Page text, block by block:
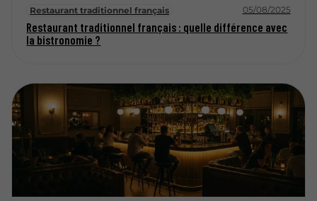
Restaurant traditionnel français 05/08/2025
Restaurant traditionnel français : quelle différence avec
la bistronomie ?